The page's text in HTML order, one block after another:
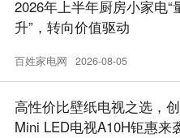
2026年上半年厨房小家电“
升”，转向价值驱动
百姓家电网 2026-08-05
高性价比壁纸电视之选，
Mini LED电视A10H钜惠来